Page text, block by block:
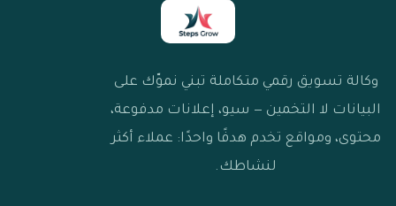
وكالة تسويق رقمي متكاملة تبني نموّك على
البيانات لا التخمين — سيو، إعلانات مدفوعة،
محتوى، ومواقع تخدم هدفًا واحدًا: عملاء أكثر
لنشاطك.